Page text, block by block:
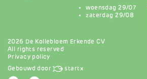
woensdag 29/07
zaterdag 29/08
2026 De Kollebloem Erkende CV
All rights reserved
Privacy policy
Gebouwd door startx